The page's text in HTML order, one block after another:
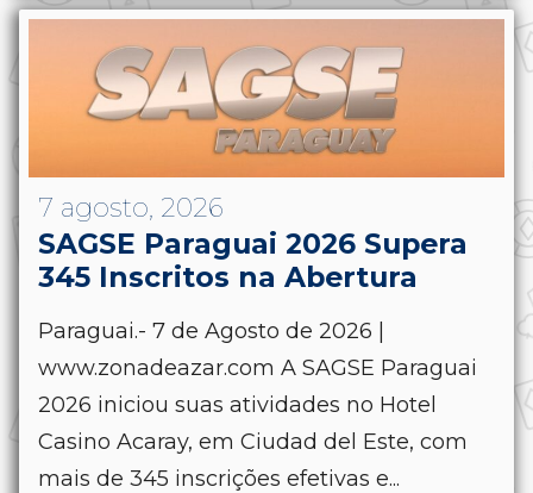
7 agosto, 2026
SAGSE Paraguai 2026 Supera
345 Inscritos na Abertura
Paraguai.- 7 de Agosto de 2026 |
www.zonadeazar.com A SAGSE Paraguai
2026 iniciou suas atividades no Hotel
Casino Acaray, em Ciudad del Este, com
mais de 345 inscrições efetivas e...